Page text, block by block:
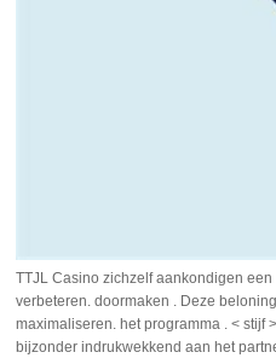
TTJL Casino zichzelf aankondigen
verbeteren. doormaken . Deze
maximaliseren. het programma . < stijf
bijzonder indrukwekkend aan het